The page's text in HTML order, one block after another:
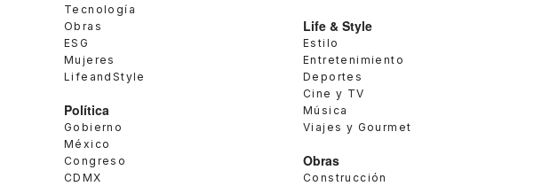
Tecnología
Obras
ESG
Mujeres
LifeandStyle
Política
Gobierno
México
Congreso
CDMX
Life & Style
Estilo
Entretenimiento
Deportes
Cine y TV
Música
Viajes y Gourmet
Obras
Construcción